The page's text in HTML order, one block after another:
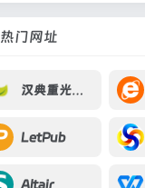
热门网址
汉典重光：达摩院
LetPub
Altair